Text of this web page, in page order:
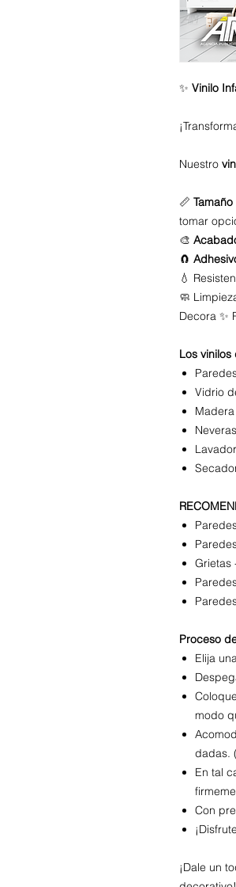
✨ Vinilo
Nuestro
📏
tomar
🎨
🧲
💧
🧼
Decora ✨
Los
Vidrio
Madera
Neveras
Grietas
Proceso
Elija
modo
dadas.
En tal
Con
¡Dale un